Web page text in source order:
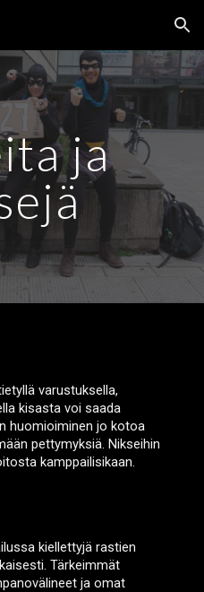
Skip to navigation
ja
varustuksella,
kisasta voi saada
huomioiminen jo kotoa
pettymyksiä. Nikseihin
kamppailisikaan.
kiellettyjä rastien
Tärkeimmät
jaomat